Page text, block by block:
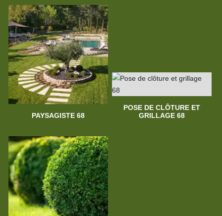
PAYSAGISTE 68
POSE DE CLÔTURE ET
GRILLAGE 68